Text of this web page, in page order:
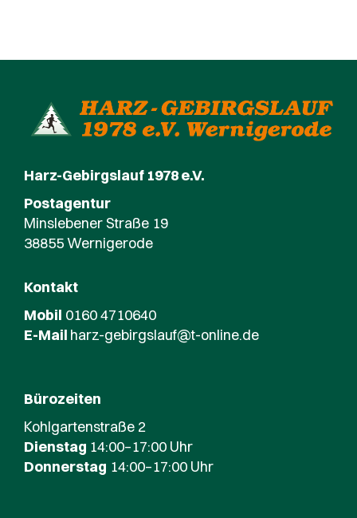
Harz-Gebirgslauf 1978 e.V.
Postagentur
Minslebener Straße 19
38855 Wernigerode
Kontakt
Mobil 0160 4710640
E-Mail harz-gebirgslauf@t-online.de
Bürozeiten
Kohlgartenstraße 2
Dienstag 14:00–17:00 Uhr
Donnerstag 14:00–17:00 Uhr